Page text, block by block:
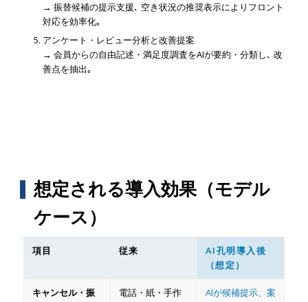
→ 振替候補の提示支援､ 空き状況の推奨表示によりフロント
対応を効率化｡
アンケート・レビュー分析と改善提案
→ 会員からの自由記述・満足度調査をAIが要約・分類し､ 改
善点を抽出｡
想定される導入効果（モデル
ケース）
項目 従来
AI孔明導入後
（想定）
キャンセル・振
電話・紙・手作
AIが候補提示、案